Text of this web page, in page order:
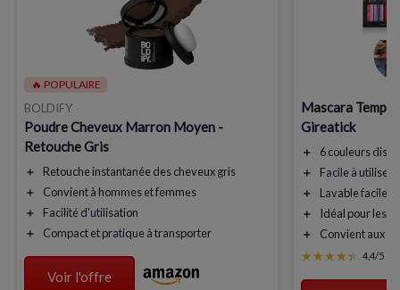
🔥 POPULAIRE
BOLDIFY
Poudre Cheveux Marron Moyen -
Retouche Gris
＋ Retouche instantanéedes cheveux gris
＋
Convient à hommes et femmes
＋
Facilité d'utilisation
＋
Compact etpratiqueà transporter
Voir l'offre
Mascara
Gireatick
＋ 6 couleurs
＋
Facile à utiliser
＋
Lavable
＋
Idéal pour les
＋
Convient aux
★★★★★
★★★★★ 4,4/5